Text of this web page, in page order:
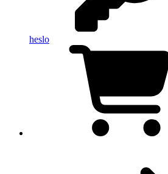
heslo